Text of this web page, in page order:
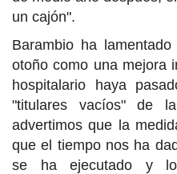
un cajón".
Barambio ha
otoño como una mejora
hospitalario haya
"titulares vacíos" de
advertimos que la
que el tiempo nos ha
se ha ejecutado y